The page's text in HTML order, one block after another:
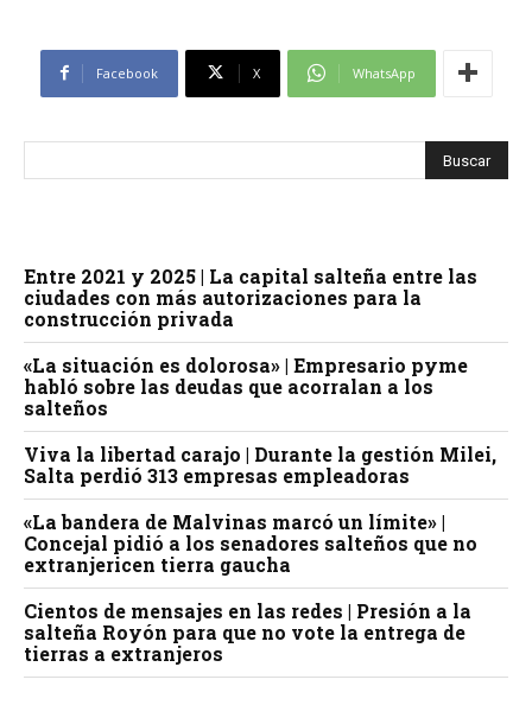
Facebook X WhatsApp
Entre 2021 y 2025 | La capital salteña entre las
ciudades con más autorizaciones para la
construcción privada
«La situación es dolorosa» | Empresario pyme
habló sobre las deudas que acorralan a los
salteños
Viva la libertad carajo | Durante la gestión Milei,
Salta perdió 313 empresas empleadoras
«La bandera de Malvinas marcó un límite» |
Concejal pidió a los senadores salteños que no
extranjericen tierra gaucha
Cientos de mensajes en las redes | Presión a la
salteña Royón para que no vote la entrega de
tierras a extranjeros